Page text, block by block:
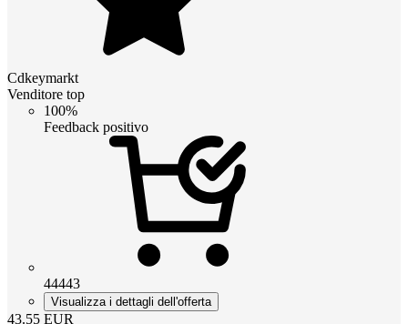
Cdkeymarkt
Venditore top
100%
Feedback positivo
44443
Visualizza i dettagli dell'offerta
43.55 EUR